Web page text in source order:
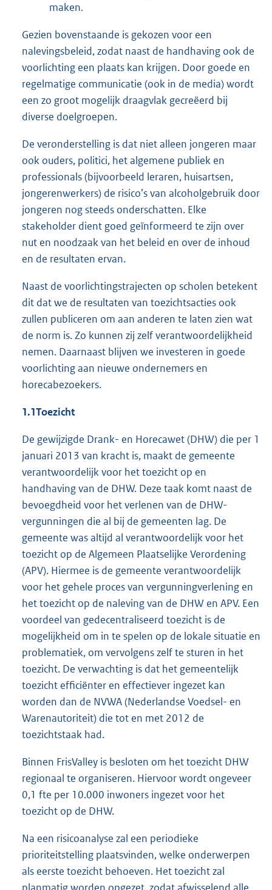
maken.
Gezien bovenstaande is gekozen voor een
nalevingsbeleid, zodat naast de handhaving ook de
voorlichting een plaats kan krijgen. Door goede en
regelmatige communicatie (ook in de media) wordt
een zo groot mogelijk draagvlak gecreëerd bij
diverse doelgroepen.
De veronderstelling is dat niet alleen jongeren maar
ook ouders, politici, het algemene publiek en
professionals (bijvoorbeeld leraren, huisartsen,
jongerenwerkers) de risico’s van alcoholgebruik door
jongeren nog steeds onderschatten. Elke
stakeholder dient goed geïnformeerd te zijn over
nut en noodzaak van het beleid en over de inhoud
en de resultaten ervan.
Naast de voorlichtingstrajecten op scholen betekent
dit dat we de resultaten van toezichtsacties ook
zullen publiceren om aan anderen te laten zien wat
de norm is. Zo kunnen zij zelf verantwoordelijkheid
nemen. Daarnaast blijven we investeren in goede
voorlichting aan nieuwe ondernemers en
horecabezoekers.
1.1Toezicht
De gewijzigde Drank- en Horecawet (DHW) die per 1
januari 2013 van kracht is, maakt de gemeente
verantwoordelijk voor het toezicht op en
handhaving van de DHW. Deze taak komt naast de
bevoegdheid voor het verlenen van de DHW-
vergunningen die al bij de gemeenten lag. De
gemeente was altijd al verantwoordelijk voor het
toezicht op de Algemeen Plaatselijke Verordening
(APV). Hiermee is de gemeente verantwoordelijk
voor het gehele proces van vergunningverlening en
het toezicht op de naleving van de DHW en APV. Een
voordeel van gedecentraliseerd toezicht is de
mogelijkheid om in te spelen op de lokale situatie en
problematiek, om vervolgens zelf te sturen in het
toezicht. De verwachting is dat het gemeentelijk
toezicht efficiënter en effectiever ingezet kan
worden dan de NVWA (Nederlandse Voedsel- en
Warenautoriteit) die tot en met 2012 de
toezichtstaak had.
Binnen FrisValley is besloten om het toezicht DHW
regionaal te organiseren. Hiervoor wordt ongeveer
0,1 fte per 10.000 inwoners ingezet voor het
toezicht op de DHW.
Na een risicoanalyse zal een periodieke
prioriteitstelling plaatsvinden, welke onderwerpen
als eerste toezicht behoeven. Het toezicht zal